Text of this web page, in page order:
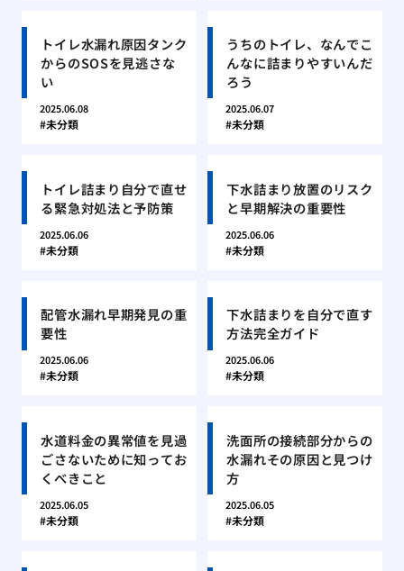
トイレ水漏れ原因タンク
からのSOSを見逃さな
い
2025.06.08
未分類
うちのトイレ、なんでこ
んなに詰まりやすいんだ
ろう
2025.06.07
未分類
トイレ詰まり自分で直せ
る緊急対処法と予防策
2025.06.06
未分類
下水詰まり放置のリスク
と早期解決の重要性
2025.06.06
未分類
配管水漏れ早期発見の重
要性
2025.06.06
未分類
下水詰まりを自分で直す
方法完全ガイド
2025.06.06
未分類
水道料金の異常値を見過
ごさないために知ってお
くべきこと
2025.06.05
未分類
洗面所の接続部分からの
水漏れその原因と見つけ
方
2025.06.05
未分類